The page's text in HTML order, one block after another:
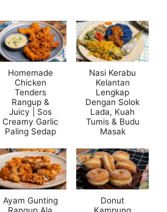
Homemade
Chicken
Tenders
Rangup &
Juicy | Sos
Creamy Garlic
Paling Sedap
Nasi Kerabu
Kelantan
Lengkap
Dengan Solok
Lada, Kuah
Tumis & Budu
Masak
Ayam Gunting
Donut